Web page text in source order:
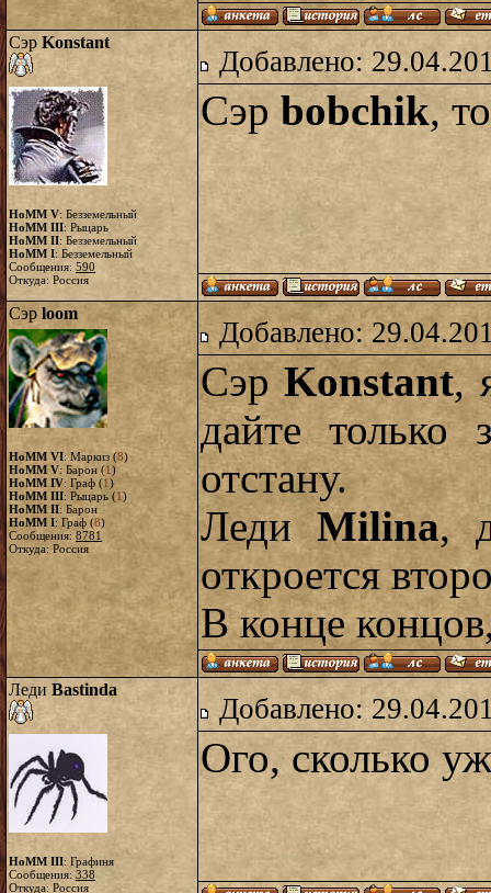
Сэр Konstant
HoMM V: Безземельный
HoMM III: Рыцарь
HoMM II: Безземельный
HoMM I: Безземельный
Сообщения: 590
Откуда: Россия
Добавлено:
Сэр bobchik,
Сэр loom
HoMM VI: Маркиз (8)
HoMM V: Барон (1)
HoMM IV: Граф (1)
HoMM III: Рыцарь (1)
HoMM II: Барон
HoMM I: Граф (8)
Сообщения: 8781
Откуда: Россия
Добавлено:
СэрKonstant,
дайте только
отстану.
ЛедиMilina,
откроется
В конце
Леди Bastinda
HoMM III: Графиня
Сообщения: 338
Откуда: Россия
Добавлено:
Ого, сколько